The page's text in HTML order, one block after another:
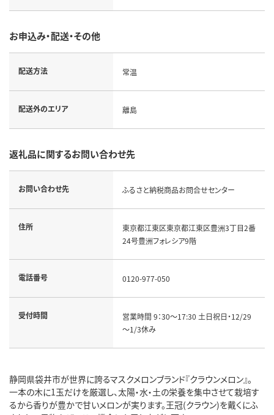
お申込み・配送・その他
配送方法 常温
配送外のエリア 離島
返礼品に関するお問い合わせ先
お問い合わせ先 ふるさと納税商品お問合せセンター
住所
東京都江東区東京都江東区豊洲3丁目2番
24号豊洲フォレシア9階
電話番号 0120-977-050
受付時間
営業時間 9：30～17:30 土日祝日・12/29
～1/3休み
静岡県袋井市が世界に誇るマスクメロンブランド『クラウンメロン』。
一本の木に1玉だけを厳選し、太陽・水・土の栄養を集中させて栽培す
るから香りが豊かで甘いメロンが実ります。王冠(クラウン)を戴くにふ